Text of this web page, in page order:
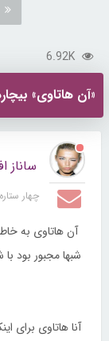
6.92K
«آن هاتاوی»
ساناز
چهار
آن هاتاوی به
شبها مجبور بود
آنا هاتاوی برای